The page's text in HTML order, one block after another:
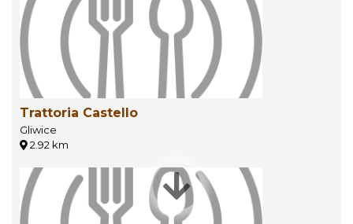
Trattoria Castello
Gliwice
2.92 km